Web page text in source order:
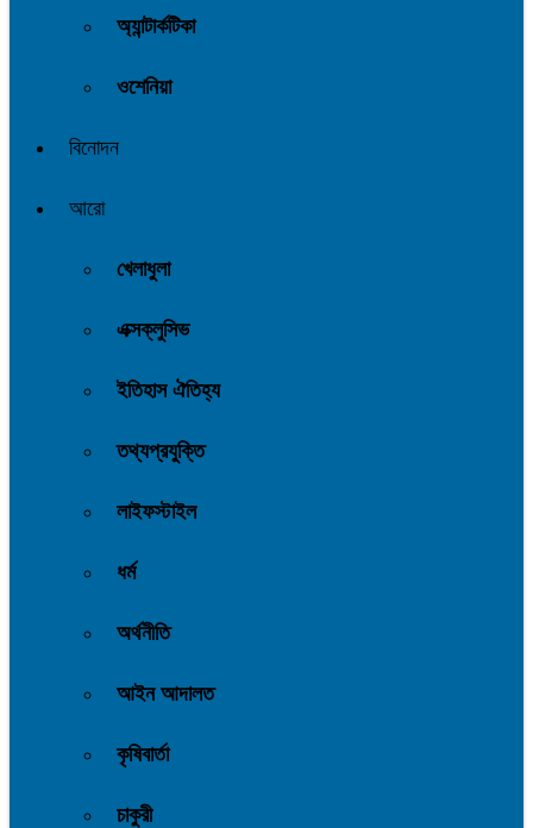
অ্যান্টার্কটিকা
ওশেনিয়া
বিনোদন
আরো
খেলাধুলা
এক্সক্লুসিভ
ইতিহাস ঐতিহ্য
তথ্যপ্রযুক্তি
লাইফস্টাইল
ধর্ম
অর্থনীতি
আইন আদালত
কৃষিবার্তা
চাকুরী